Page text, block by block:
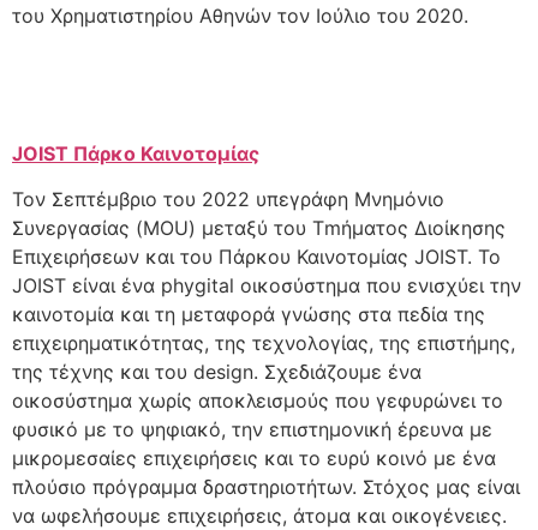
του Χρηματιστηρίου Αθηνών τον Ιούλιο του 2020.
JOIST Πάρκο Καινοτομίας
Τον Σεπτέμβριο του 2022 υπεγράφη Μνημόνιο
Συνεργασίας (MOU) μεταξύ του Τmήματος Διοίκησης
Επιχειρήσεων και του Πάρκου Καινοτομίας JOIST. Το
JOIST είναι ένα phygital οικοσύστημα που ενισχύει την
καινοτομία και τη μεταφορά γνώσης στα πεδία της
επιχειρηματικότητας, της τεχνολογίας, της επιστήμης,
της τέχνης και του design. Σχεδιάζουμε ένα
οικοσύστημα χωρίς αποκλεισμούς που γεφυρώνει το
φυσικό με το ψηφιακό, την επιστημονική έρευνα με
μικρομεσαίες επιχειρήσεις και το ευρύ κοινό με ένα
πλούσιο πρόγραμμα δραστηριοτήτων. Στόχος μας είναι
να ωφελήσουμε επιχειρήσεις, άτομα και οικογένειες.